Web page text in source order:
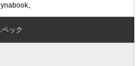
。
ペック